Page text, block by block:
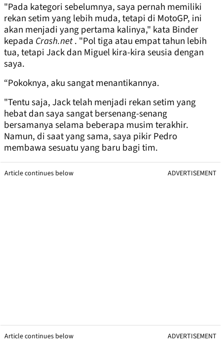
"Pada kategori sebelumnya, saya pernah memiliki
rekan setim yang lebih muda, tetapi di MotoGP, ini
akan menjadi yang pertama kalinya," kata Binder
kepada Crash.net. "Pol tiga atau empat tahun lebih
tua, tetapi Jack dan Miguel kira-kira seusia dengan
saya.
“Pokoknya, aku sangat menantikannya.
"Tentu saja, Jack telah menjadi rekan setim yang
hebat dan saya sangat bersenang-senang
bersamanya selama beberapa musim terakhir.
Namun, di saat yang sama, saya pikir Pedro
membawa sesuatu yang baru bagi tim.
Article continues below ADVERTISEMENT
Article continues below ADVERTISEMENT